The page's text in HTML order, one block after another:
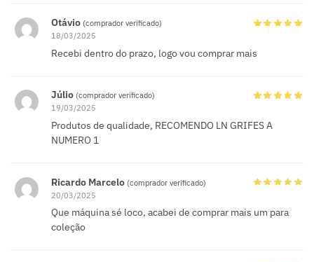
Otávio (comprador verificado)
18/03/2025
Recebi dentro do prazo, logo vou comprar mais
Júlio (comprador verificado)
19/03/2025
Produtos de qualidade, RECOMENDO LN GRIFES A
NUMERO 1
Ricardo Marcelo (comprador verificado)
20/03/2025
Que máquina sé loco, acabei de comprar mais um para
coleção